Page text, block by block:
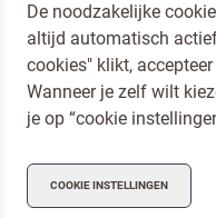
De noodzakelijke
altijd automatisch
cookies" klikt,
Wanneer je zelf wilt
je op “cookie
COOKIE INSTELLINGEN